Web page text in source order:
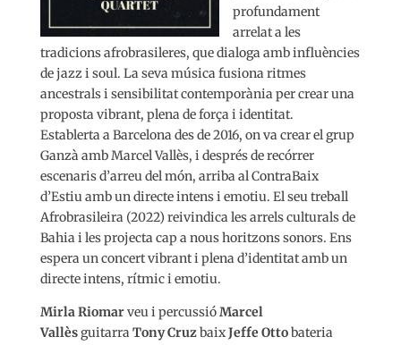
profundament
arrelat a les
tradicions afrobrasileres, que dialoga amb influències
de jazz i soul. La seva música fusiona ritmes
ancestrals i sensibilitat contemporània per crear una
proposta vibrant, plena de força i identitat.
Establerta a Barcelona des de 2016, on va crear el grup
Ganzà amb Marcel Vallès, i després de recórrer
escenaris d’arreu del món, arriba al ContraBaix
d’Estiu amb un directe intens i emotiu. El seu treball
Afrobrasileira (2022) reivindica les arrels culturals de
Bahia i les projecta cap a nous horitzons sonors. Ens
espera un concert vibrant i plena d’identitat amb un
directe intens, rítmic i emotiu.
Mirla Riomarveu i percussió Marcel
Vallèsguitarra Tony CruzbaixJeffe Ottobateria